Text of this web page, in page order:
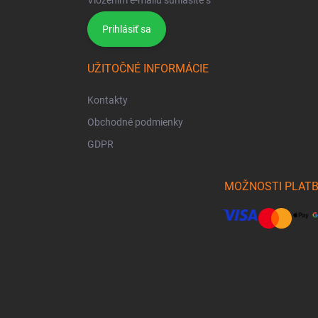
Prihlásiť sa
UŽITOČNÉ INFORMÁCIE
Kontakty
Obchodné podmienky
GDPR
MOŽNOSTI